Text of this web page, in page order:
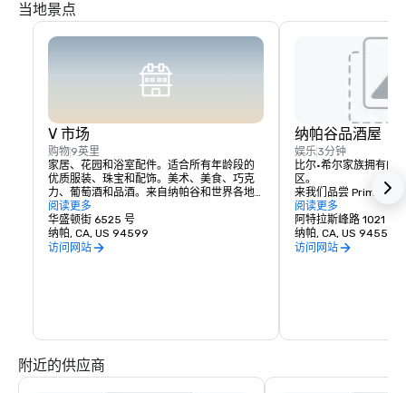
当地景点
V 市场
购物9英里
家居、花园和浴室配件。适合所有年龄段的
优质服装、珠宝和配饰。美术、美食、巧克
力、葡萄酒和品酒。来自纳帕谷和世界各地
的浪漫礼物和收藏品，与各种令人愉悦的葡
萄酒之乡餐饮相得益彰。
阅读更多
华盛顿街 6525 号
纳帕, CA, US 94599
访问网站
纳帕谷品酒屋
娱乐3分钟
比尔·希尔家族拥有的
区。
来我们品尝 Prime
和 Tetra 葡萄酒。
阅读更多
阿特拉斯峰路 1021 号
纳帕, CA, US 94559
访问网站
附近的供应商